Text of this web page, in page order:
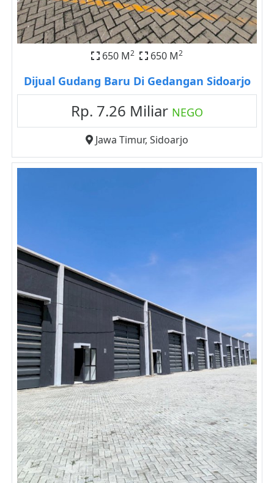
650 M2 650 M2
Dijual Gudang Baru Di Gedangan Sidoarjo
Rp. 7.26 Miliar NEGO
Jawa Timur, Sidoarjo